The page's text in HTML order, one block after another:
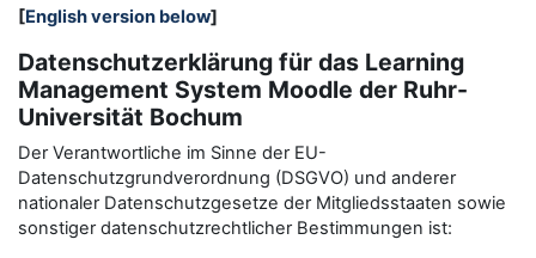
[English version below]
Datenschutzerklärung für das Learning
Management System Moodle der Ruhr-
Universität Bochum
Der Verantwortliche im Sinne der EU-
Datenschutzgrundverordnung (DSGVO) und anderer
nationaler Datenschutzgesetze der Mitgliedsstaaten sowie
sonstiger datenschutzrechtlicher Bestimmungen ist: